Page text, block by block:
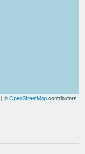
| ©OpenStreetMapcontributors